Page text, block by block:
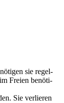
sie regel­
Frei­en benö­ti­
Sie ver­lie­ren